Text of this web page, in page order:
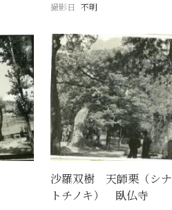
撮影日 不明
沙羅双樹 天師栗（シナ
トチノキ） 臥仏寺